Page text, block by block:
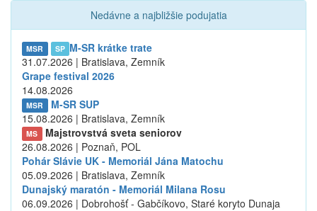
Nedávne a najbližšie podujatia
MSR SP M-SR krátke trate
31.07.2026 | Bratislava, Zemník
Grape festival 2026
14.08.2026
MSR
M-SR SUP
15.08.2026 | Bratislava, Zemník
MS
Majstrovstvá sveta seniorov
26.08.2026 | Poznaň, POL
Pohár Slávie UK - Memoriál Jána Matochu
05.09.2026 | Bratislava, Zemník
Dunajský maratón - Memoriál Milana Rosu
06.09.2026 | Dobrohošť - Gabčíkovo, Staré koryto Dunaja